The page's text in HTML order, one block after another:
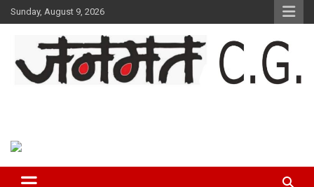
Skip
to
Sunday, August 9, 2026